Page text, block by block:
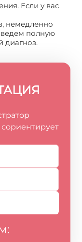
Если у вас
немедленно
полную
диагноз.